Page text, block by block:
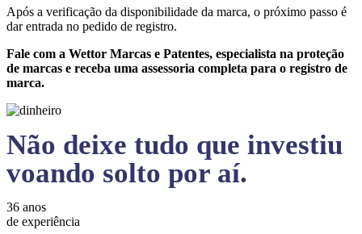
Após a verificação da disponibilidade da marca, o próximo passo é
dar entrada no pedido de registro.
Fale com a Wettor Marcas e Patentes, especialista na proteção
de marcas e receba uma assessoria completa para o registro de
marca.
Não deixe tudo que investiu
voando solto por aí.
36 anos
de experiência